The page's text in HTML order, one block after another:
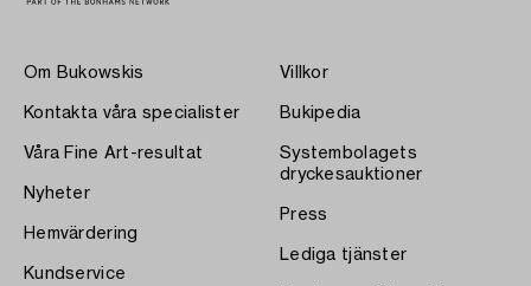
Om Bukowskis
Kontakta våra specialister
Våra Fine Art-resultat
Nyheter
Hemvärdering
Kundservice
Villkor
Bukipedia
Systembolagets
dryckesauktioner
Press
Lediga tjänster